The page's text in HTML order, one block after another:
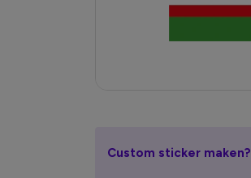
Custom sticker maken?